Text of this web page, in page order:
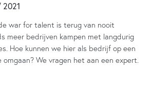
war for talent is terug van nooit
meer bedrijven kampen met langdurig
Hoe kunnen we hier als bedrijf op een
We vragen het aan een expert.